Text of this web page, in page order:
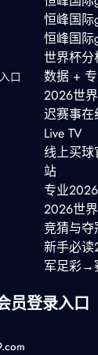
口
恒峰国际
恒峰国
世界杯
数据 +
2026世
迟赛事在
Live TV
线上买球
站
专业2026
2026世
竞猜与
新手必
军足彩→
员登录入口